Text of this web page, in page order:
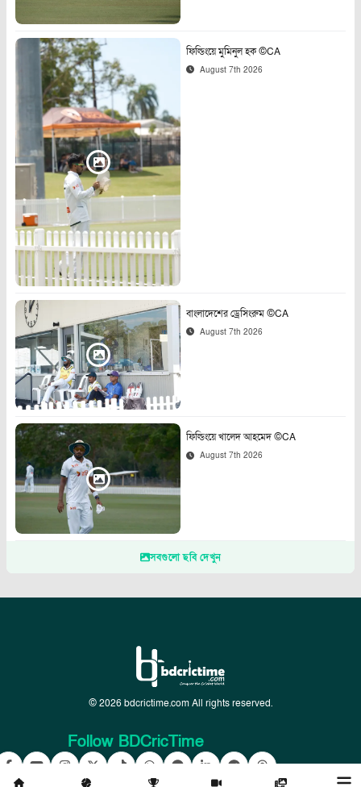
ফিল্ডিংয়ে মুমিনুল হক ©CA
August 7th 2026
বাংলাদেশের ড্রেসিংরুম ©CA
August 7th 2026
ফিল্ডিংয়ে খালেদ আহমেদ ©CA
August 7th 2026
সবগুলো ছবি দেখুন
© 2026 bdcrictime.com All rights reserved.
Follow BDCricTime